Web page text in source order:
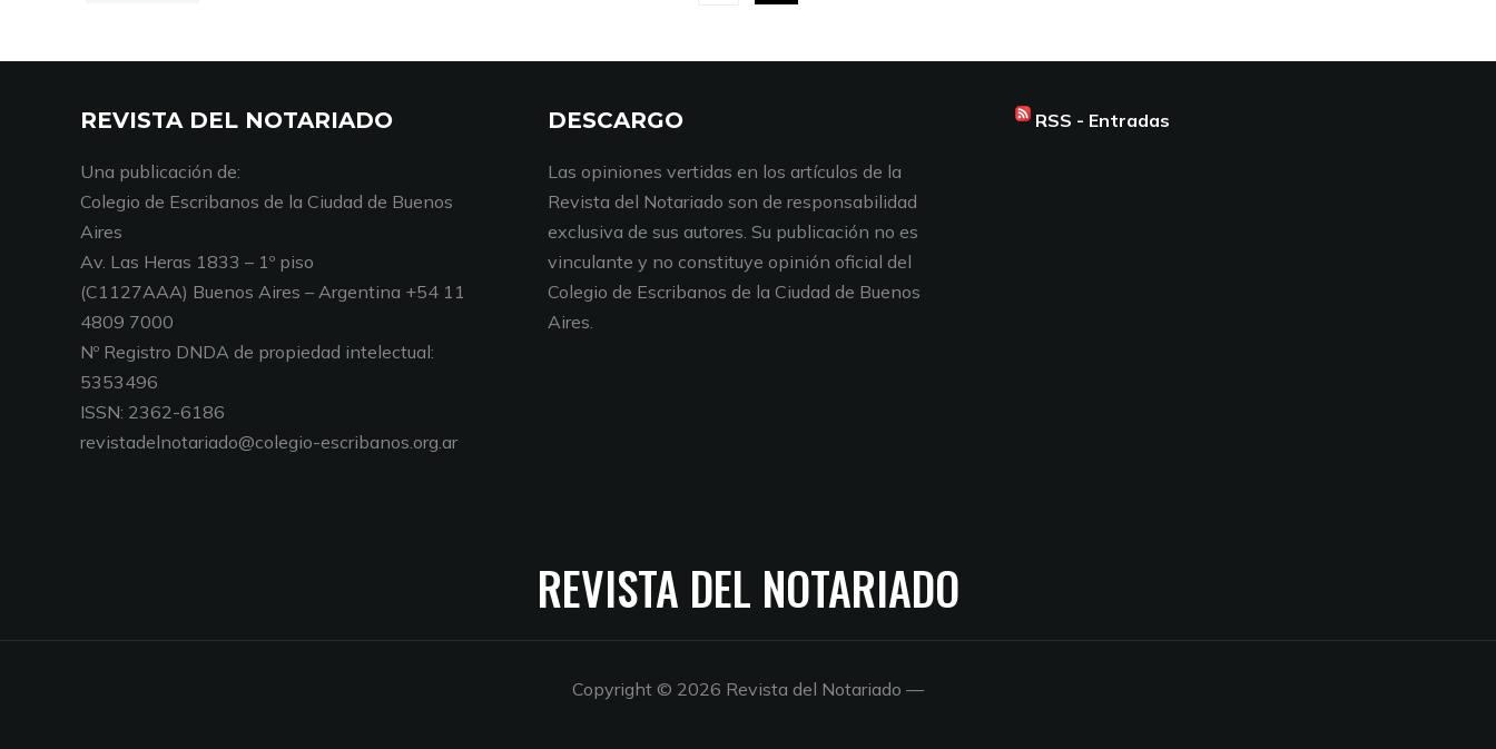
REVISTA DEL NOTARIADO
Una publicación de:
Colegio de Escribanos de la Ciudad de Buenos
Aires
Av. Las Heras 1833 – 1º piso
(C1127AAA) Buenos Aires – Argentina +54 11
4809 7000
Nº Registro DNDA de propiedad intelectual:
5353496
ISSN: 2362-6186
revistadelnotariado@colegio-escribanos.org.ar
DESCARGO
Las opiniones vertidas en los artículos de la
Revista del Notariado son de responsabilidad
exclusiva de sus autores. Su publicación no es
vinculante y no constituye opinión oficial del
Colegio de Escribanos de la Ciudad de Buenos
Aires.
RSS - Entradas
REVISTA DEL NOTARIADO
Copyright © 2026 Revista del Notariado —